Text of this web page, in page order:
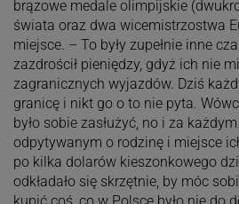
brązowe medale olimpijskie
świata oraz dwa wicemistrzostwa
miejsce. – To były zupełnie inne
zazdrościł pieniędzy, gdyż ich nie
zagranicznych wyjazdów. Dziś
granicę i nikt go o to nie pyta.
było sobie zasłużyć, no i za
odpytywanym o rodzinę i miejsce
po kilka dolarów kieszonkowego
odkładało się skrzętnie, by móc